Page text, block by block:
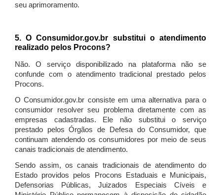
seu aprimoramento.
5. O Consumidor.gov.br substitui o atendimento
realizado pelos Procons?
Não. O serviço disponibilizado na plataforma não se
confunde com o atendimento tradicional prestado pelos
Procons.
O Consumidor.gov.br consiste em uma alternativa para o
consumidor resolver seu problema diretamente com as
empresas cadastradas. Ele não substitui o serviço
prestado pelos Órgãos de Defesa do Consumidor, que
continuam atendendo os consumidores por meio de seus
canais tradicionais de atendimento.
Sendo assim, os canais tradicionais de atendimento do
Estado providos pelos Procons Estaduais e Municipais,
Defensorias Públicas, Juizados Especiais Cíveis e